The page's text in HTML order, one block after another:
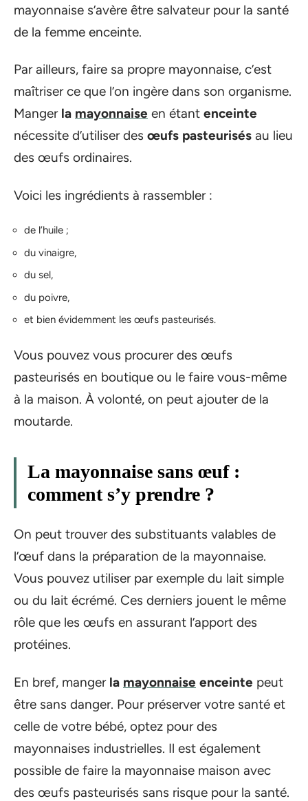
mayonnaise s’avère être salvateur pour la santé
de la femme enceinte.
Par ailleurs, faire sa propre mayonnaise, c’est
maîtriser ce que l’on ingère dans son organisme.
Manger la mayonnaise en étant enceinte
nécessite d’utiliser des œufs pasteurisés au lieu
des œufs ordinaires.
Voici les ingrédients à rassembler :
de l’huile ;
du vinaigre,
du sel,
du poivre,
et bien évidemment les œufs pasteurisés.
Vous pouvez vous procurer des œufs
pasteurisés en boutique ou le faire vous-même
à la maison. À volonté, on peut ajouter de la
moutarde.
La mayonnaise sans œuf :
comment s’y prendre ?
On peut trouver des substituants valables de
l’œuf dans la préparation de la mayonnaise.
Vous pouvez utiliser par exemple du lait simple
ou du lait écrémé. Ces derniers jouent le même
rôle que les œufs en assurant l’apport des
protéines.
En bref, manger la mayonnaise enceinte peut
être sans danger. Pour préserver votre santé et
celle de votre bébé, optez pour des
mayonnaises industrielles. Il est également
possible de faire la mayonnaise maison avec
des œufs pasteurisés sans risque pour la santé.